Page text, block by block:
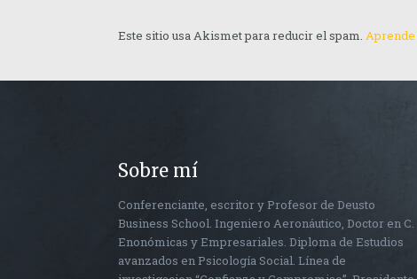
Este sitio usa Akismet para reducir el spam. Aprende
Sobre mí
Conferenciante, escritor y Profesor de Deusto
Business School. Ingeniero Aeronáutico, Doctor en C.
Enonómicas y Empresariales. Diploma de Estudios
avanzados en Psicología Social. Línea de